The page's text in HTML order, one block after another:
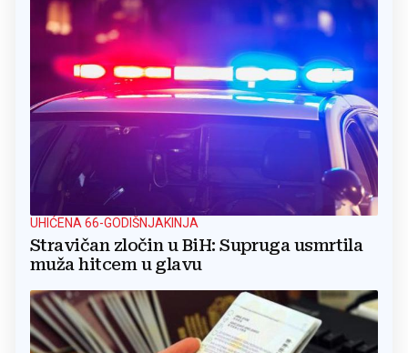
UHIĆENA 66-GODIŠNJAKINJA
Stravičan zločin u BiH: Supruga usmrtila
muža hitcem u glavu